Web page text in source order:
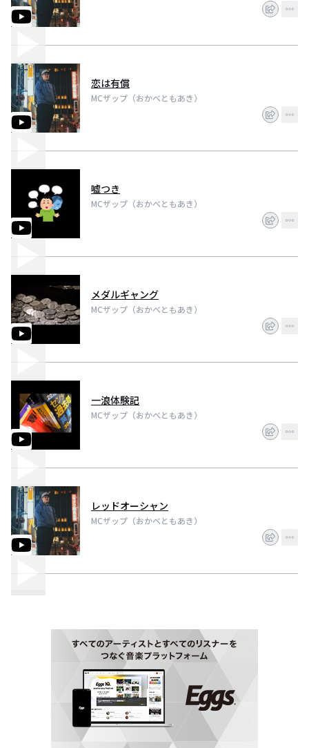
恋は有償
MCザップ（おかべともあき）
嘘つき
MCザップ（おかべともあき）
メダルギャング
MCザップ（おかべともあき）
一浪体験記
MCザップ（おかべともあき）
レッドオーシャン
MCザップ（おかべともあき）